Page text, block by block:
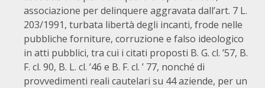
associazione per delinquere aggravata dall’art. 7 L.
203/1991, turbata libertà degli incanti, frode nelle
pubbliche forniture, corruzione e falso ideologico
in atti pubblici, tra cui i citati proposti B. G. cl. ’57, B.
F. cl. 90, B. L. cl. ’46 e B. F. cl. ’ 77, nonché di
provvedimenti reali cautelari su 44 aziende, per un